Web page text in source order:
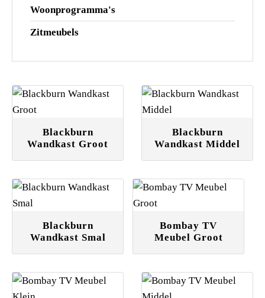
Blackburn
Wandkast Groot
Blackburn
Wandkast Middel
Blackburn
Wandkast Smal
Bombay TV
Meubel Groot
Woonprogramma's
Zitmeubels